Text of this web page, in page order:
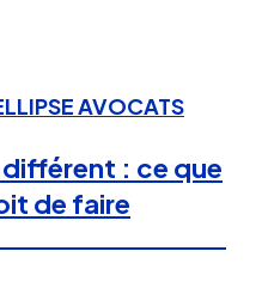
AVOCATS
différent : ce que
de faire